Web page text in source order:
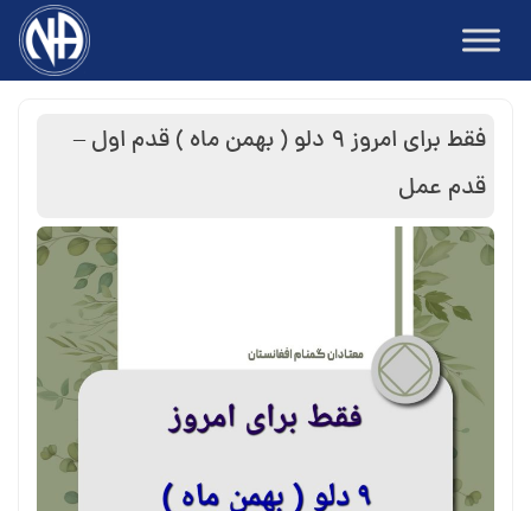
content
فقط برای امروز ۹ دلو ( بهمن ماه ) قدم اول –
قدم عمل